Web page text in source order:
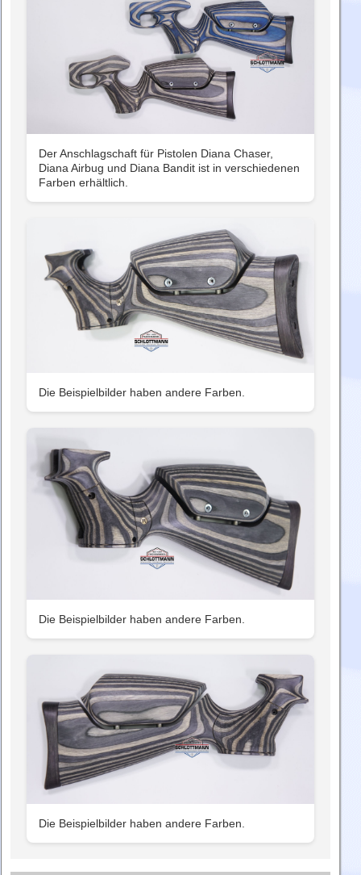
Der Anschlagschaft für Pistolen Diana Chaser,
Diana Airbug und Diana Bandit ist in verschiedenen
Farben erhältlich.
Die Beispielbilder haben andere Farben.
Die Beispielbilder haben andere Farben.
Die Beispielbilder haben andere Farben.